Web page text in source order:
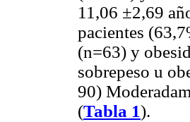
11,06 ±2,69
pacientes
(n=63) y
sobrepeso u
90)
(Tabla 1).